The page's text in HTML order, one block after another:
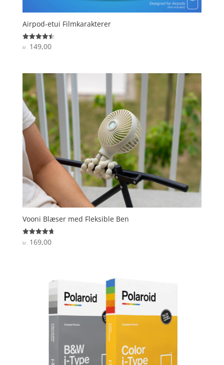
Airpod-etui Filmkarakterer
Vurderet
4.5
kr.149,00
Vooni Blæser med Fleksible Ben
Vurderet
4.7
kr.169,00